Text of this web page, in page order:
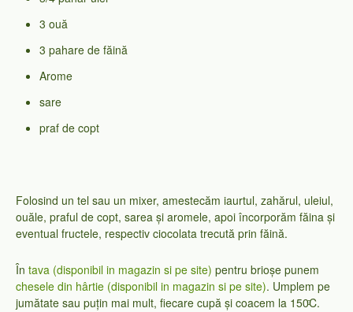
3 ouă
3 pahare de făină
Arome
sare
praf de copt
Folosind un tel sau un mixer, amestecăm iaurtul, zahărul, uleiul,
ouăle, praful de copt, sarea și aromele, apoi încorporăm făina și
eventual fructele, respectiv ciocolata trecută prin făină.
În tava (disponibil in magazin si pe site) pentru brioșe punem
chesele din hârtie (disponibil in magazin si pe site). Umplem pe
jumătate sau puțin mai mult, fiecare cupă și coacem la 150ͦC.